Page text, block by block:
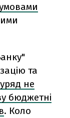
та
уряд не
бюджетні
. Коло